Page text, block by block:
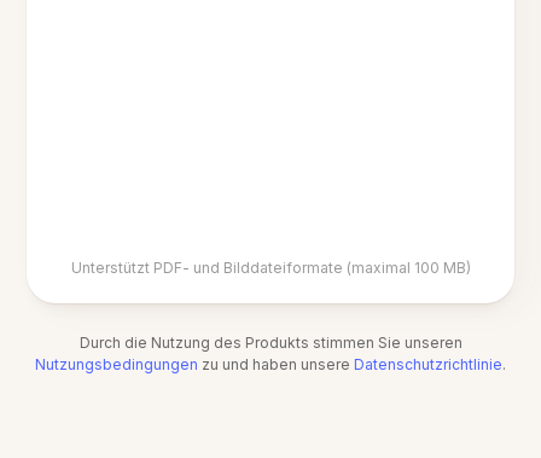
Unterstützt PDF- und Bilddateiformate (maximal 100 MB)
Durch die Nutzung des Produkts stimmen Sie unseren
Nutzungsbedingungen zu und haben unsere Datenschutzrichtlinie.